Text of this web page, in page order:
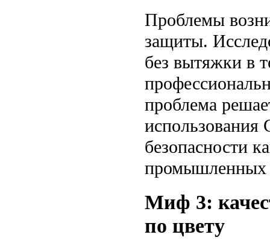
Проблемы
защиты.
без вытяжки в
проблема
безопасности
промышленных
Миф 3:
по цвету